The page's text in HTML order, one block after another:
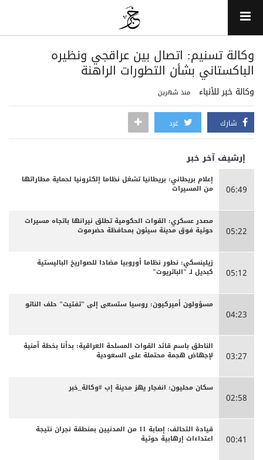
وكالة تسنيم: اتصال بين عراقجي ونظيره
الباكستاني بشأن التطورات الراهنة
وكالة خبر للأنباء منذ شهرين
شارك غرد
إرشيف آخر خبر
06:49
إعلام بريطاني: بريطانيا تشغل نظاما إلكترونيا لحماية مطاراتها
من المسيرات
05:22
مصدر عسكري: القوات الحكومية تطلق نيرانها باتجاه مسيرات
حوثية فوق مدينة سيئون بمحافظة حضرموت
05:12
زيلينسكي: نطور نظاما أوروبيا مضادا للصواريخ الباليستية
كبديل لـ "الباتريوت"
04:23
مسؤولون أميركيون: روسيا ستسعى إلى "تفتيت" حلف الناتو
03:27
الناطق باسم قائد القوات المسلحة العراقية: بدأنا بخطة أمنية
لإجهاض هجمة محتملة على السعودية
02:58
سكان محليون: انفجار يهز مدينة إب #وكالة_خبر
00:41
قيادة التحالف: إصابة 11 من المدنيين بمنطقة نجران نتيجة
اعتداءات إرهابية حوثية